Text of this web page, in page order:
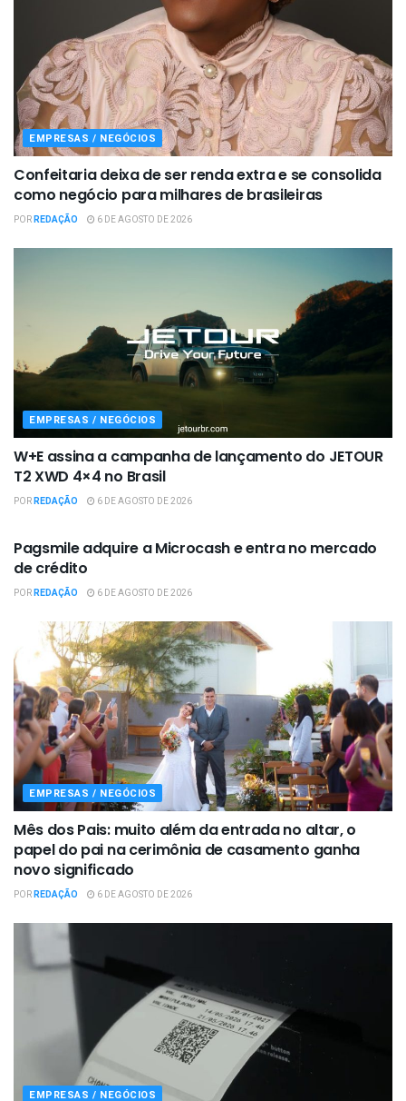
EMPRESAS / NEGÓCIOS
Confeitaria deixa de ser renda extra e se consolida
como negócio para milhares de brasileiras
PORREDAÇÃO 6 DE AGOSTO DE 2026
EMPRESAS / NEGÓCIOS
W+E assina a campanha de lançamento do JETOUR
T2 XWD 4×4 no Brasil
PORREDAÇÃO 6 DE AGOSTO DE 2026
Pagsmile adquire a Microcash e entra no mercado
de crédito
PORREDAÇÃO 6 DE AGOSTO DE 2026
EMPRESAS / NEGÓCIOS
Mês dos Pais: muito além da entrada no altar, o
papel do pai na cerimônia de casamento ganha
novo significado
PORREDAÇÃO 6 DE AGOSTO DE 2026
EMPRESAS / NEGÓCIOS